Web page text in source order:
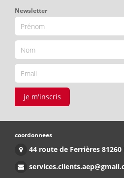
Newsletter
je m'inscris
coordonnees
44 route de Ferrières 81260